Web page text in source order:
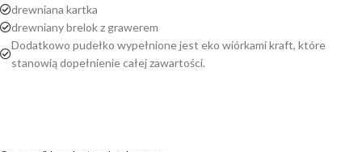
drewniana kartka
drewniany brelok z grawerem
Dodatkowo pudełko wypełnione jest eko wiórkami kraft, które
stanowią dopełnienie całej zawartości.